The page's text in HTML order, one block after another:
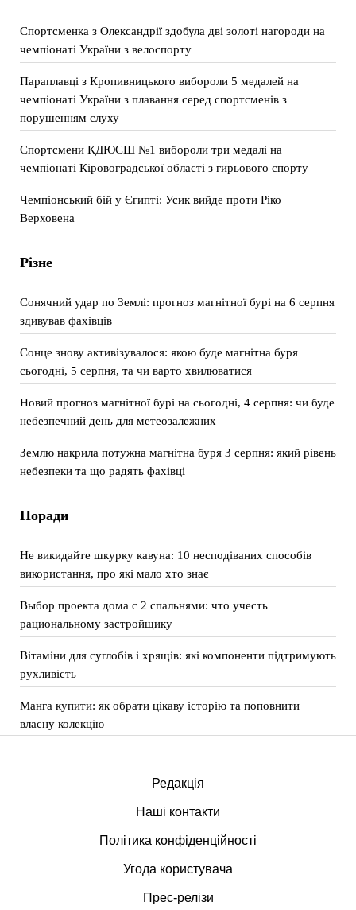
Спортсменка з Олександрії здобула дві золоті нагороди на
чемпіонаті України з велоспорту
Параплавці з Кропивницького вибороли 5 медалей на
чемпіонаті України з плавання серед спортсменів з
порушенням слуху
Спортсмени КДЮСШ №1 вибороли три медалі на
чемпіонаті Кіровоградської області з гирьового спорту
Чемпіонський бій у Єгипті: Усик вийде проти Ріко
Верховена
Різне
Сонячний удар по Землі: прогноз магнітної бурі на 6 серпня
здивував фахівців
Сонце знову активізувалося: якою буде магнітна буря
сьогодні, 5 серпня, та чи варто хвилюватися
Новий прогноз магнітної бурі на сьогодні, 4 серпня: чи буде
небезпечний день для метеозалежних
Землю накрила потужна магнітна буря 3 серпня: який рівень
небезпеки та що радять фахівці
Поради
Не викидайте шкурку кавуна: 10 несподіваних способів
використання, про які мало хто знає
Выбор проекта дома с 2 спальнями: что учесть
рациональному застройщику
Вітаміни для суглобів і хрящів: які компоненти підтримують
рухливість
Манга купити: як обрати цікаву історію та поповнити
власну колекцію
Редакція
Наші контакти
Політика конфіденційності
Угода користувача
Прес-релізи